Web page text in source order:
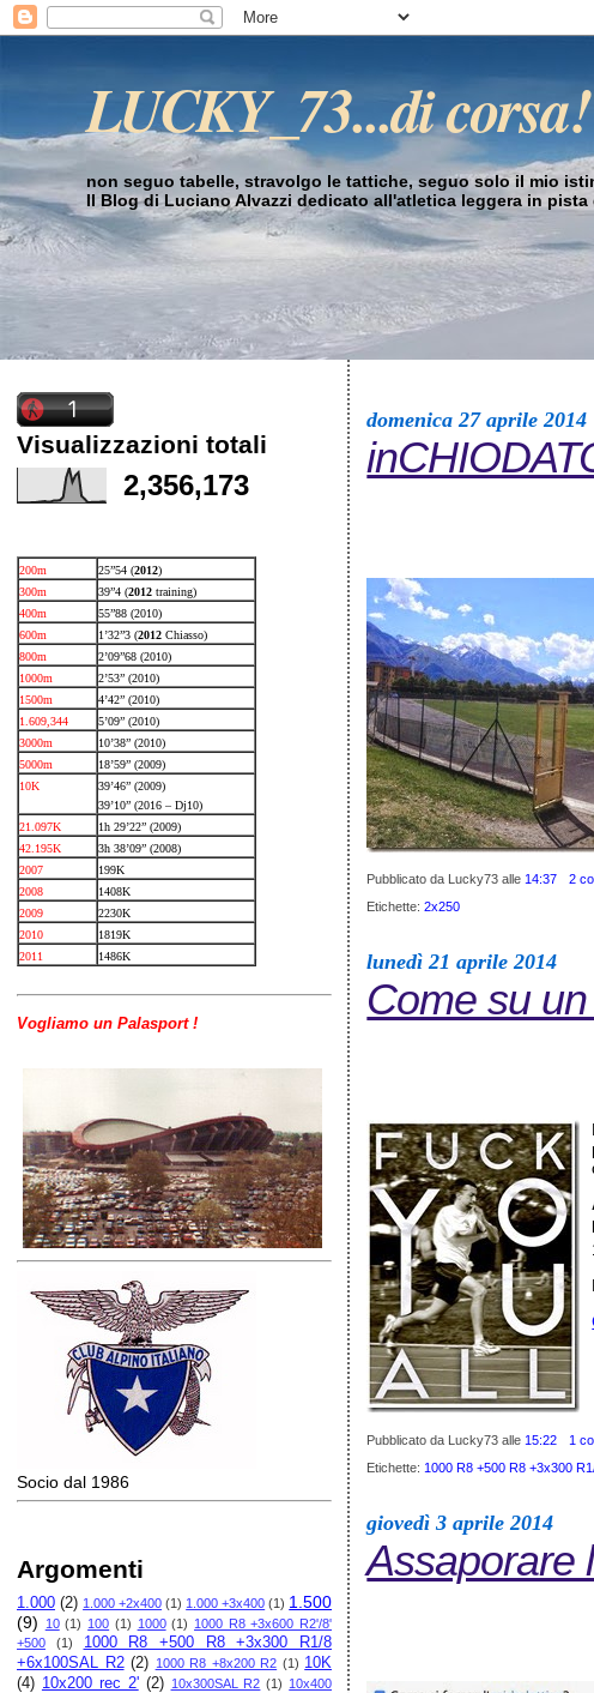
LUCKY_73...di corsa!
non seguo tabelle, stravolgo le tattiche, seguo solo il mio
Il Blog di Luciano Alvazzi dedicato all'atletica leggera in pista
Visualizzazioni totali
2,356,173
200m 25”54 (2012)
300m
39”4 (2012 training)
400m
55”88 (2010)
600m
1’32”3 (2012 Chiasso)
800m
2’09”68 (2010)
1000m
2’53” (2010)
1500m
4’42” (2010)
1.609,344
5’09” (2010)
3000m
10’38” (2010)
5000m
18’59” (2009)
10K
39’46” (2009)
39’10” (2016 – Dj10)
21.097K
1h 29’22” (2009)
42.195K
3h 38’09” (2008)
2007
199K
2008
1408K
2009
2230K
2010
1819K
2011
1486K
Vogliamo un Palasport !
Socio dal 1986
Argomenti
1.000 (2) 1.000 +2x400 (1) 1.000 +3x400 (1) 1.500
(9)
10 (1) 100 (1) 1000 (1) 1000 R8 +3x600 R2'/8'
+500
(1)
1000 R8 +500 R8 +3x300 R1/8
+6x100SAL R2 (2) 1000 R8 +8x200 R2 (1) 10K
(4) 10x200 rec 2' (2) 10x300SAL R2 (1) 10x400
domenica 27 aprile 2014
Pubblicato da Lucky73alle 14:37
2
Etichette:2x250
lunedì 21 aprile 2014
Come su
Pubblicato da Lucky73alle 15:22
1
Etichette: 1000 R8 +500 R8 +3x300
giovedì 3 aprile 2014
Assaporare